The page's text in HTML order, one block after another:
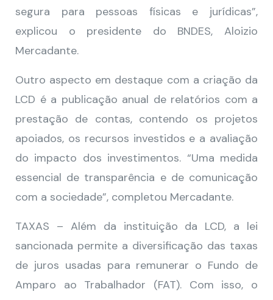
segura para pessoas físicas e jurídicas”,
explicou o presidente do BNDES, Aloizio
Mercadante.
Outro aspecto em destaque com a criação da
LCD é a publicação anual de relatórios com a
prestação de contas, contendo os projetos
apoiados, os recursos investidos e a avaliação
do impacto dos investimentos. “Uma medida
essencial de transparência e de comunicação
com a sociedade”, completou Mercadante.
TAXAS – Além da instituição da LCD, a lei
sancionada permite a diversificação das taxas
de juros usadas para remunerar o Fundo de
Amparo ao Trabalhador (FAT). Com isso, o